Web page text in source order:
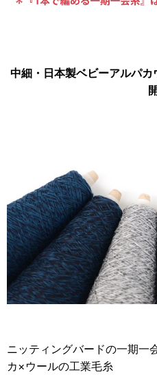
中細・日本製ベビーアルパ
開
ニッティングバードの一期一
カ×ウールの工業毛糸